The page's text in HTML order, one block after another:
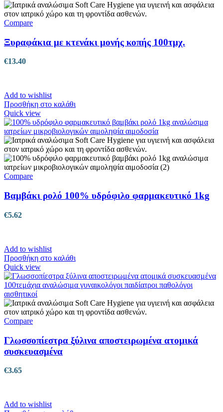
Compare
Ξυραφάκια με κτενάκι μονής κοπής 100τμχ.
€13.40
Add to wishlist
Προσθήκη στο καλάθι
Quick view
Compare
Βαμβάκι ρολό 100% υδρόφιλο φαρμακευτικό 1kg
€5.62
Add to wishlist
Προσθήκη στο καλάθι
Quick view
Compare
Γλωσσοπίεστρα ξύλινα αποστειρωμένα ατομικά
συσκευασμένα
€3.65
Add to wishlist